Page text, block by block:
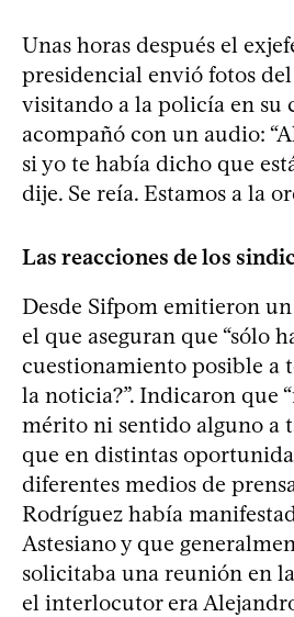
Unas horas después el
presidencial envió fotos
visitando a la policía en su
acompañó con un audio:
si yo te había dicho que
dije. Se reía. Estamos a la
Las reacciones de los
Desde Sifpom emitieron
el que aseguran que “sólo
cuestionamiento posible a
la noticia?”. Indicaron que
mérito ni sentido alguno a
que en distintas
diferentes medios de
Rodríguez había
Astesiano y que
solicitaba una reunión en
el interlocutor era